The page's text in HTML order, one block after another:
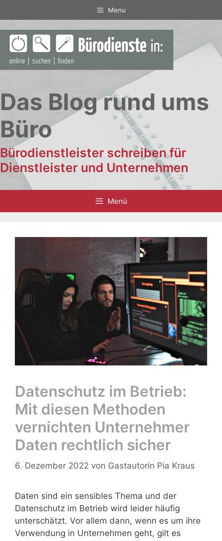
Inhalt
springen
Menu
Das Blog rund ums
Büro
Bürodienstleister schreiben für
Dienstleister und Unternehmen
Menü
Datenschutz im Betrieb:
Mit diesen Methoden
vernichten Unternehmer
Daten rechtlich sicher
6. Dezember 2022 von Gastautorin Pia Kraus
Daten sind ein sensibles Thema und der
Datenschutz im Betrieb wird leider häufig
unterschätzt. Vor allem dann, wenn es um ihre
Verwendung in Unternehmen geht, gilt es